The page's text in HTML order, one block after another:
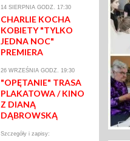
14 SIERPNIA GODZ. 17:30
CHARLIE KOCHA
KOBIETY "TYLKO
JEDNA NOC"
PREMIERA
26 WRZEŚNIA GODZ. 19:30
"OPĘTANIE" TRASA
PLAKATOWA / KINO
Z DIANĄ
DĄBROWSKĄ
Szczegóły i zapisy: